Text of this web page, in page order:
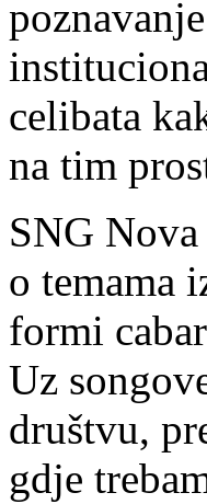
celibata
na tim
SNG
o temama
formi
Uz
društvu,
gdje